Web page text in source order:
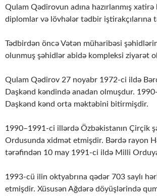
Qulam Qədirovun adına hazırlanmış
diplomlar və lövhələr tədbir iştirakçılarına
Tədbirdən öncə Vətən müharibəsi
olunmuş şəhidlər abidə kompleksi ziyarət
Qulam Qədirov 27 noyabr 1972-ci ildə
Daşkənd kəndində anadan olmuşdur. 1990-
Daşkənd kənd orta məktəbini bitirmişdir.
1990–1991-ci illərdə Özbəkistanın Çirçik
Ordusunda xidmət etmişdir. Bərdə rayon
tərəfindən 10 may 1991-ci ildə Milli Orduya
1993-cü ilin oktyabrına qədər 703 saylı
etmişdir. Xüsusən Ağdərə döyüşlərində